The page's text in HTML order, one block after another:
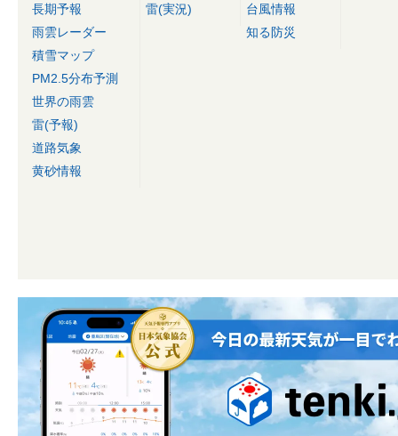
長期予報
雨雲レーダー
積雪マップ
PM2.5分布予測
世界の雨雲
雷(予報)
道路気象
黄砂情報
雷(実況)
台風情報
知る防災